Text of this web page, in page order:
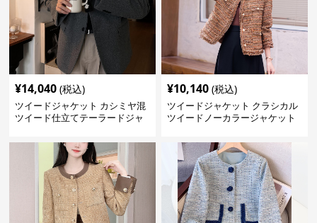
¥14,040 (税込)
ツイードジャケット カシミヤ混
ツイード仕立てテーラードジャ
¥10,140 (税込)
ツイードジャケット クラシカル
ツイードノーカラージャケット